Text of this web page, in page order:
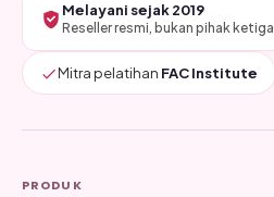
Melayani sejak 2019
Reseller resmi, bukan pihak ketiga
Mitra pelatihan FAC Institute
PRODUK